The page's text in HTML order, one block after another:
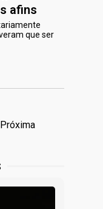
afins
que ser
Próxima